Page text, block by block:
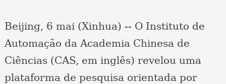
Beijing, 6 mai (Xinhua) -- O Instituto de
Automação da Academia Chinesa de
Ciências (CAS, em inglês) revelou uma
plataforma de pesquisa orientada por